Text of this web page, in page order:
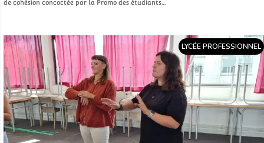
de cohésion concoctée par la Promo des étudiants…
LYCÉE PROFESSIONNEL